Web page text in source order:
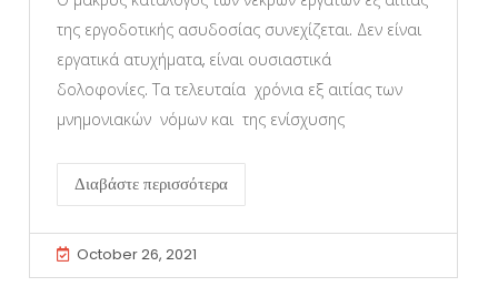
της εργοδοτικής ασυδοσίας συνεχίζεται. Δεν είναι
εργατικά ατυχήματα, είναι ουσιαστικά
δολοφονίες. Τα τελευταία χρόνια εξ αιτίας των
μνημονιακών νόμων και της ενίσχυσης
Διαβάστε περισσότερα
October 26, 2021